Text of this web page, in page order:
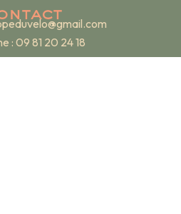
: 09 81 20 24 18
Renan – 69007 Lyon